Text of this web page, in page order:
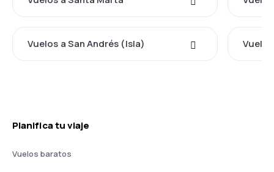
Vuelos a San Andrés (Isla)
Planifica tu viaje
Vuelos baratos